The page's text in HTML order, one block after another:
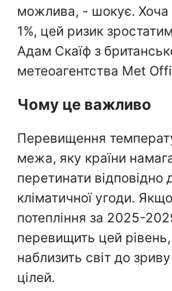
можлива, - шокує. Хоча
1%, цей ризик
Адам Скаїф з
метеоагентства Met
Чому це важливо
Перевищення
межа, яку країни
перетинати відповідно
кліматичної угоди.
потепління за 2025-
перевищить цей
наблизить світ до
цілей.